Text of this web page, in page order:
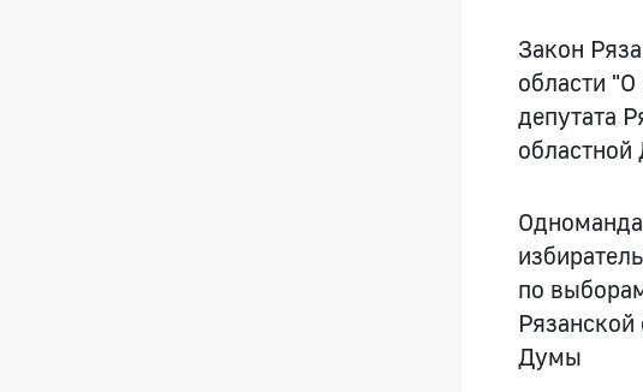
Закон
области "О
депутата
по
Рязанской
Думы